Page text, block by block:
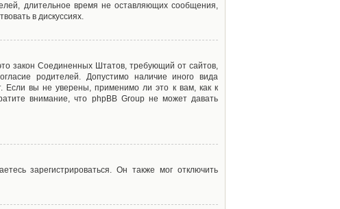
длительное время не оставляющих сообщения,
в дискуссиях.
закон Соединенных Штатов, требующий от сайтов,
родителей. Допустимо наличие иного вида
вы не уверены, применимо ли это к вам, как к
внимание, что phpBB Group не может давать
зарегистрироваться. Он также мог отключить